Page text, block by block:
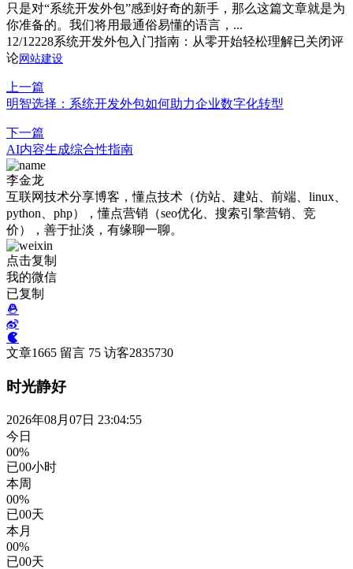
只是对“系统开发外包”感到好奇的新手，那么这篇文章就是为
你准备的。我们将用最通俗易懂的语言，...
12/12228系统开发外包入门指南：从零开始轻松理解已关闭评
论网站建设
上一篇
明智选择：系统开发外包如何助力企业数字化转型
下一篇
AI内容生成综合性指南
李金龙
互联网技术分享博客，懂点技术（仿站、建站、前端、linux、
python、php），懂点营销（seo优化、搜索引擎营销、竞
价），善于扯淡，有缘聊一聊。
点击复制
我的微信
已复制
文章1665 留言 75 访客2835730
时光静好
2026年08月07日 23:04:56
今日
00%
已00小时
本周
00%
已00天
本月
00%
已00天